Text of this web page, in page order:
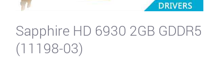
Sapphire HD 6930 2GB GDDR5
(11198-03)